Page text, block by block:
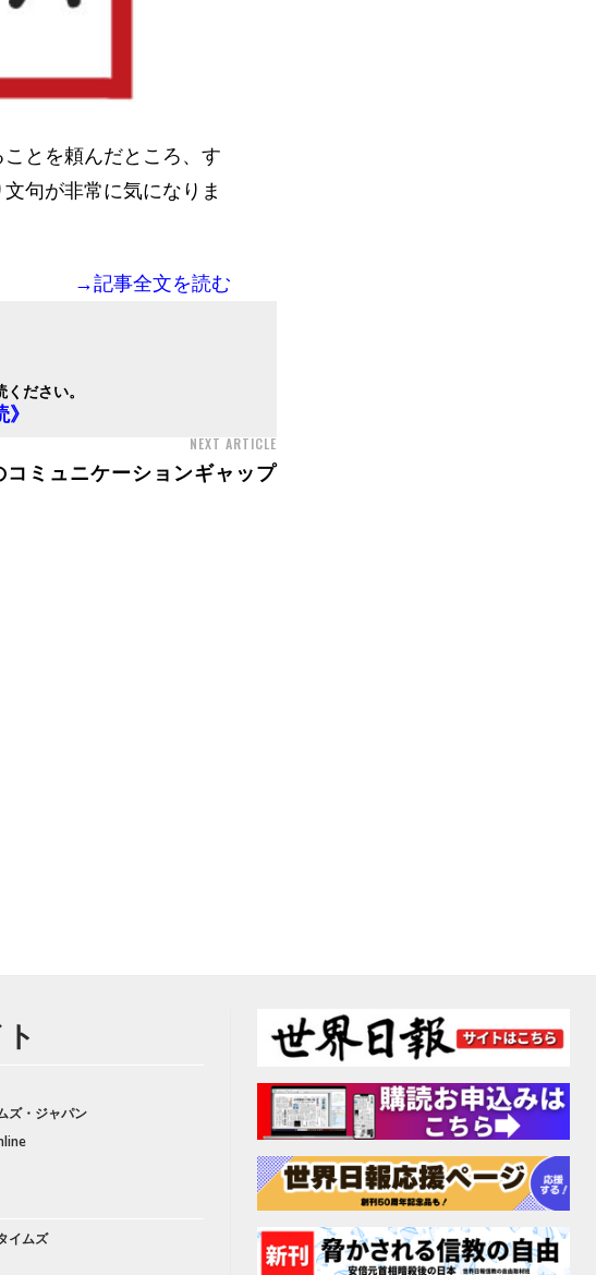
とを頼んだところ、す
句が非常に気になりま
→記事全文を読む
ださい。
NEXT ARTICLE
コミュニケーションギャップ
ズ・ジャパン
イムズ